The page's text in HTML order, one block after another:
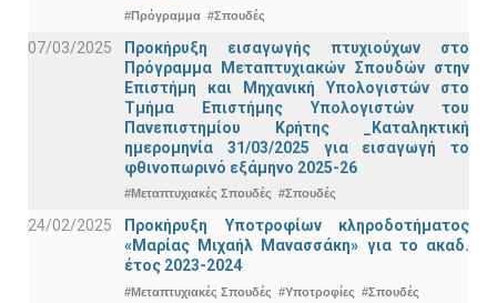
#Πρόγραμμα #Σπουδές
07/03/2025
Προκήρυξη εισαγωγής πτυχιούχων στo
Πρόγραμμα Μεταπτυχιακών Σπουδών στην
Επιστήμη και Μηχανική Υπολογιστών στο
Τμήμα Eπιστήμης Υπολογιστών του
Πανεπιστημίου Κρήτης _Καταληκτική
ημερομηνία 31/03/2025 για εισαγωγή το
φθινοπωρινό εξάμηνο 2025-26
#Μεταπτυχιακές Σπουδές #Σπουδές
24/02/2025
Προκήρυξη Υποτροφίων κληροδοτήματος
«Μαρίας Μιχαήλ Μανασσάκη» για το ακαδ.
έτος 2023-2024
#Μεταπτυχιακές Σπουδές #Υποτροφίες #Σπουδές